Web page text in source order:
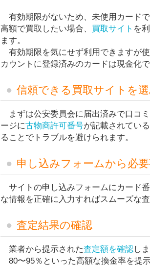
有効期限がないため、未使用カード
高額で買取したい場合、 買取サイト を
ます。
有効期限を気にせず利用できますが
カウントに登録済みのカードは現金化で
信頼できる買取サイトを
まずは公安委員会に届出済みで口コ
ージに古物商許可番号が記載されてい
ることでトラブルを避けられます。
申し込みフォームから必
サイトの申し込みフォームにカード
な情報を正確に入力すればスムーズな査
査定結果の確認
業者から提示された査定額を確認し
80〜95％といった高額な換金率を提